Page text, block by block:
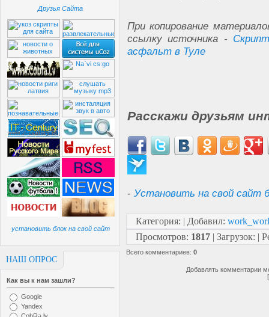
Друзья Сайта
установить блок на свой сайт
НАШ ОПРОС
Как вы к нам зашли?
Google
Yandex
При копирование
ссылку источника -
асфальт в Туле
Расскажи друзьям
- Установить на свой сайт
Категория: | Добавил:
Просмотров: 1817 | Загрузок: |
Всего комментариев: 0
Добавлять комментарии